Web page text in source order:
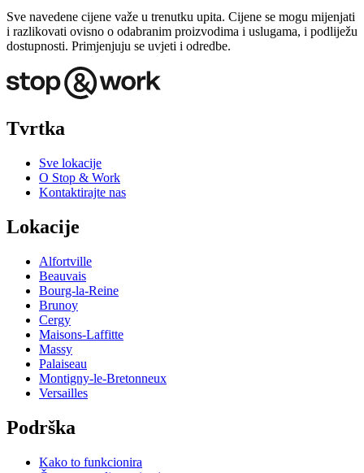
Sve navedene cijene važe u trenutku upita. Cijene se mogu mijenjati
i razlikovati ovisno o odabranim proizvodima i uslugama, i podliježu
dostupnosti. Primjenjuju se uvjeti i odredbe.
Tvrtka
Sve lokacije
O Stop & Work
Kontaktirajte nas
Lokacije
Alfortville
Beauvais
Bourg-la-Reine
Brunoy
Cergy
Maisons-Laffitte
Massy
Palaiseau
Montigny-le-Bretonneux
Versailles
Podrška
Kako to funkcionira